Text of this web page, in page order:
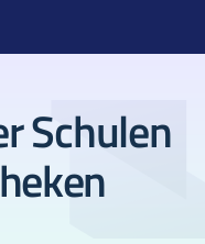
Schulen